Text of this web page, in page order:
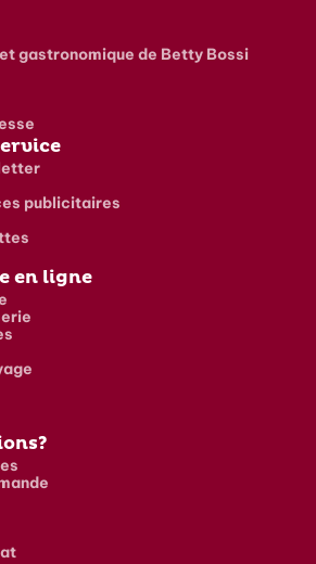
gastronomique de Betty Bossi
publicitaires
en ligne